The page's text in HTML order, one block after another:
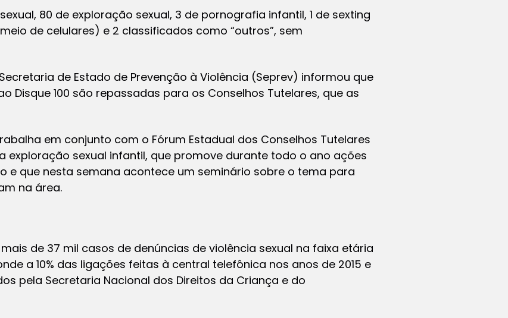
80 de exploração sexual, 3 de pornografia infantil, 1 de sexting
de celulares) e 2 classificados como “outros”, sem
de Estado de Prevenção à Violência (Seprev) informou que
Disque 100 são repassadas para os Conselhos Tutelares, que as
em conjunto com o Fórum Estadual dos Conselhos Tutelares
exploração sexual infantil, que promove durante todo o ano ações
e que nesta semana acontece um seminário sobre o tema para
na área.
de 37 mil casos de denúncias de violência sexual na faixa etária
a 10% das ligações feitas à central telefônica nos anos de 2015 e
pela Secretaria Nacional dos Direitos da Criança e do